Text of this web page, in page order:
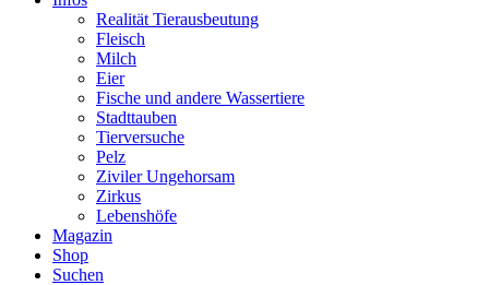
Realität Tierausbeutung
Fleisch
Milch
Eier
Fische und andere Wassertiere
Stadttauben
Tierversuche
Pelz
Ziviler Ungehorsam
Zirkus
Lebenshöfe
Magazin
Shop
Suchen